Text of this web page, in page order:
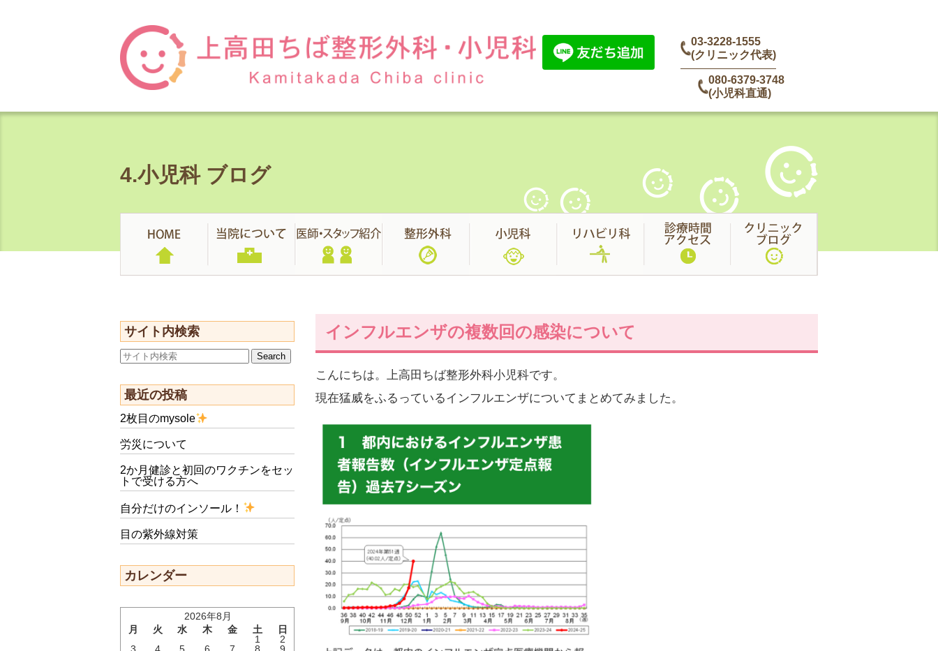
03-3228-1555
(クリニック代表)
080-6379-3748
(小児科直通)
4.小児科 ブログ
サイト内検索
最近の投稿
2枚目のmysole
労災について
2か月健診と初回のワクチンをセッ
トで受ける方へ
自分だけのインソール！
目の紫外線対策
カレンダー
2026年8月
月
火 水 木 金 土
日
1
2
インフルエンザの複数回の感染について
こんにちは。上高田ちば整形外科小児科です。
現在猛威をふるっているインフルエンザについてまとめてみました。